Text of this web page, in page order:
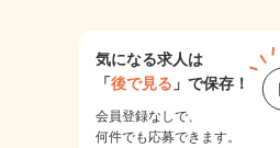
気になる求人は
「後で見る 」で保存！
会員登録なしで、
何件でも応募できます。